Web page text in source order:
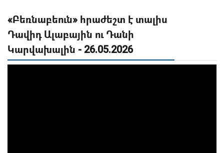
«Բեռնաբեուն» հրաժեշտ է տալիս
Դավիդ Ալաբային ու Դանի
Կարվախալին - 26.05.2026